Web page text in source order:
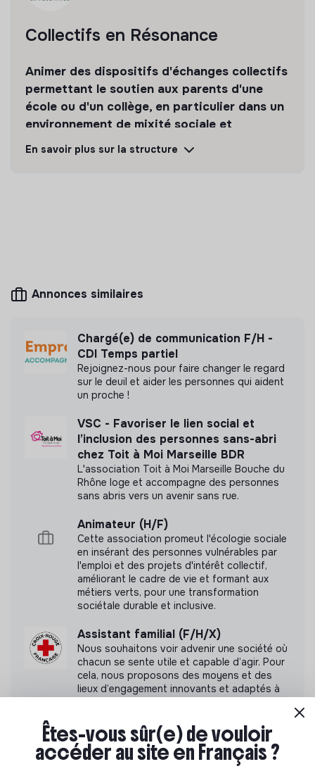
Collectifs en Résonance
Animer des dispositifs d'échanges collectifs
permettant le soutien aux parents d'une
école ou d'un collège, en particulier dans un
environnement de mixité sociale et
culturelle.
transformation écologique et solidaire.
Plus d'informations
Site internet
< 15 personnes
Lien social
Mesure d'impact
Collectifs en Résonance n'a pas encore transmis
de mesure d'impact
Labels et certifications
Cette structure n'a pas souhaité nous
communiquer les labels ou certifications qu'elle a
pu obtenir.
Documents
En savoir plus sur la structure
Annonces similaires
Chargé(e) de communication F/H -
CDI Temps partiel
Rejoignez-nous pour faire changer le regard
sur le deuil et aider les personnes qui aident
un proche !
VSC - Favoriser le lien social et
l’inclusion des personnes sans-abri
chez Toit à Moi Marseille BDR
L'association Toit à Moi Marseille Bouche du
Rhône loge et accompagne des personnes
sans abris vers un avenir sans rue.
Animateur (H/F)
Cette association promeut l'écologie sociale
en insérant des personnes vulnérables par
l'emploi et des projets d'intérêt collectif,
améliorant le cadre de vie et formant aux
métiers verts, pour une transformation
sociétale durable et inclusive.
Assistant familial (F/H/X)
Nous souhaitons voir advenir une société où
chacun se sente utile et capable d’agir. Pour
cela, nous proposons des moyens et des
lieux d’engagement innovants et adaptés à
Accompagnant éducatif et social
(F/H/X)
Nous souhaitons voir advenir une société où
Êtes-vous sûr(e) de vouloir
accéder au site en Français ?